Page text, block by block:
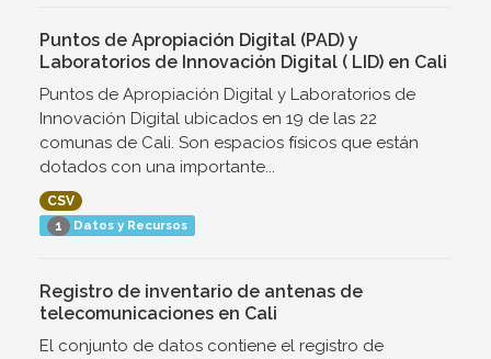
Puntos de Apropiación Digital (PAD) y
Laboratorios de Innovación Digital ( LID) en Cali
Puntos de Apropiación Digital y Laboratorios de
Innovación Digital ubicados en 19 de las 22
comunas de Cali. Son espacios físicos que están
dotados con una importante...
CSV
1 Datos y Recursos
Registro de inventario de antenas de
telecomunicaciones en Cali
El conjunto de datos contiene el registro de